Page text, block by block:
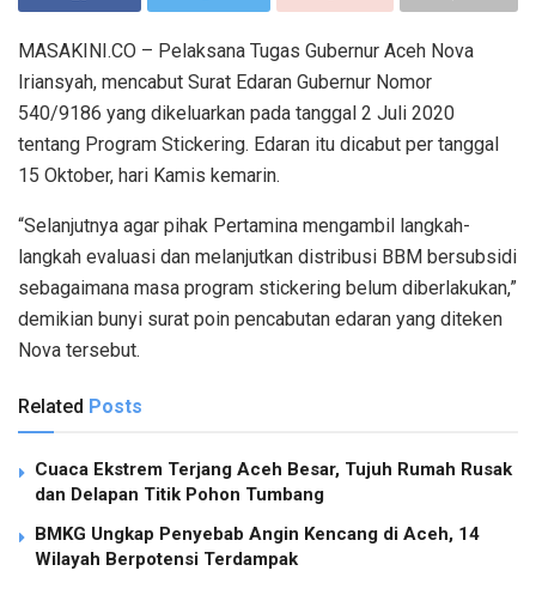
MASAKINI.CO – Pelaksana Tugas Gubernur Aceh Nova
Iriansyah, mencabut Surat Edaran Gubernur Nomor
540/9186 yang dikeluarkan pada tanggal 2 Juli 2020
tentang Program Stickering. Edaran itu dicabut per tanggal
15 Oktober, hari Kamis kemarin.
“Selanjutnya agar pihak Pertamina mengambil langkah-
langkah evaluasi dan melanjutkan distribusi BBM bersubsidi
sebagaimana masa program stickering belum diberlakukan,”
demikian bunyi surat poin pencabutan edaran yang diteken
Nova tersebut.
Related Posts
Cuaca Ekstrem Terjang Aceh Besar, Tujuh Rumah Rusak
dan Delapan Titik Pohon Tumbang
BMKG Ungkap Penyebab Angin Kencang di Aceh, 14
Wilayah Berpotensi Terdampak